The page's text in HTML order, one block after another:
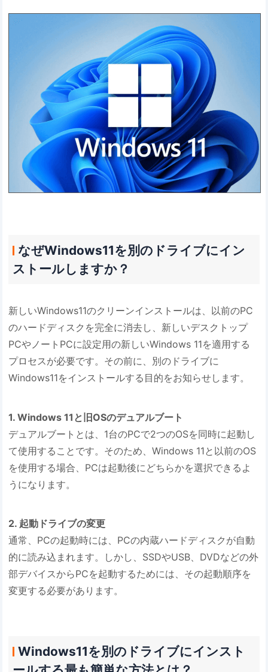
なぜWindows11を別のドライブにイン
ストールしますか？
新しいWindows11のクリーンインストールは、以前のPC
のハードディスクを完全に消去し、新しいデスクトップ
PCやノートPCに設定用の新しいWindows 11を適用する
プロセスが必要です。その前に、別のドライブに
Windows11をインストールする目的をお知らせします。
1. Windows 11と旧OSのデュアルブート
デュアルブートとは、1台のPCで2つのOSを同時に起動し
て使用することです。そのため、Windows 11と以前のOS
を使用する場合、PCは起動後にどちらかを選択できるよ
うになります。
2. 起動ドライブの変更
通常、PCの起動時には、PCの内蔵ハードディスクが自動
的に読み込まれます。しかし、SSDやUSB、DVDなどの外
部デバイスからPCを起動するためには、その起動順序を
変更する必要があります。
Windows11を別のドライブにインスト